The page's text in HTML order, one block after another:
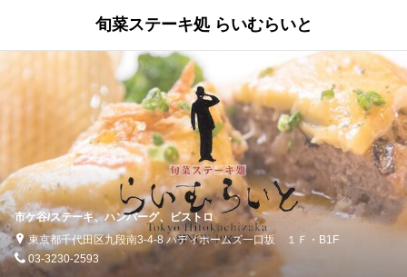
旬菜ステーキ処 らいむらいと
市ケ谷/ステーキ、ハンバーグ、ビストロ
東京都千代田区九段南3-4-8 パディホームズ一口坂 １Ｆ・B1F
03-3230-2593